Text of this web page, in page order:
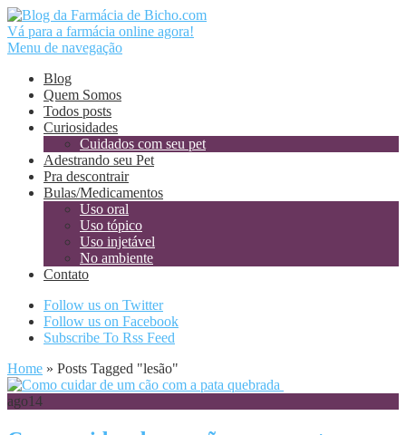
Vá para a farmácia online agora!
Menu de navegação
Blog
Quem Somos
Todos posts
Curiosidades
Cuidados com seu pet
Adestrando seu Pet
Pra descontrair
Bulas/Medicamentos
Uso oral
Uso tópico
Uso injetável
No ambiente
Contato
Follow us on Twitter
Follow us on Facebook
Subscribe To Rss Feed
Home » Posts Tagged "lesão"
ago14